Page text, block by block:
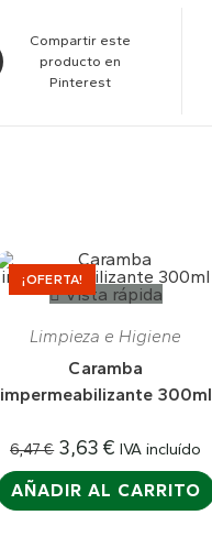
Compartir este
producto en
Pinterest
¡OFERTA!
Vista rápida
Limpieza e Higiene
Caramba
impermeabilizante 300ml
6,47€ 3,63€ IVA incluído
AÑADIR AL CARRITO